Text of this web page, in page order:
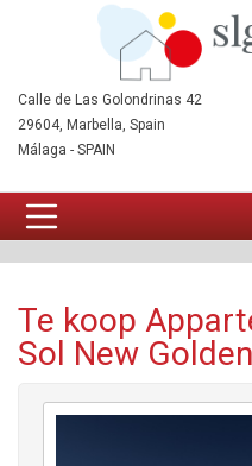
Calle de Las Golondrinas 42
29604, Marbella, Spain
Málaga - SPAIN
Te koop
Sol New